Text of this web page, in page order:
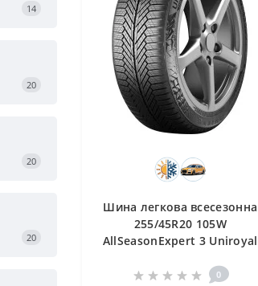
14
20
20
20
Шина легкова всесезонна
255/45R20 105W
AllSeasonExpert 3 Uniroyal
0